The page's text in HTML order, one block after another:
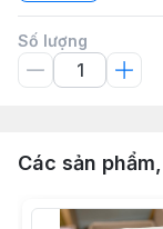
Số lượng
Các sản